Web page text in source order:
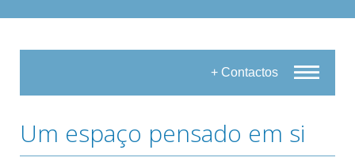
+ Contactos
Um espaço pensado em si